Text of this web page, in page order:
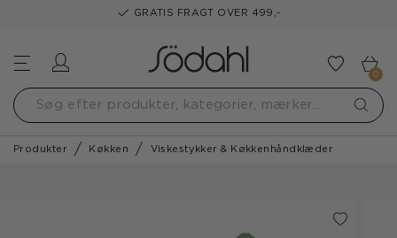
GRATIS FRAGT OVER 499,-
Tilføj
0
Produkter Køkken Viskestykker & Køkkenhåndklæder